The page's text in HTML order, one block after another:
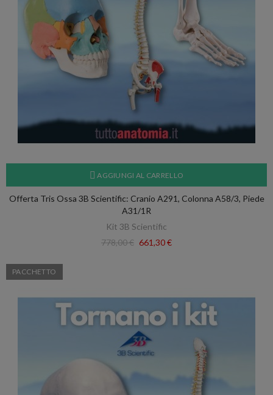
AGGIUNGI AL CARRELLO
Offerta Tris Ossa 3B Scientific: Cranio A291, Colonna A58/3, Piede
A31/1R
Kit 3B Scientific
778,00 € 661,30 €
PACCHETTO